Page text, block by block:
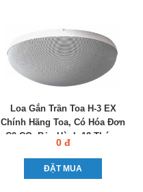
Loa Gắn Trần Toa H-3 EX
Chính Hãng Toa, Có Hóa Đơn
C0-CQ, Bảo Hành 12 Tháng
0 đ
ĐẶT MUA